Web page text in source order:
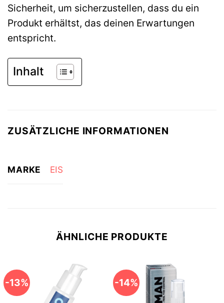
Sicherheit, um sicherzustellen, dass du ein
Produkt erhältst, das deinen Erwartungen
entspricht.
Inhalt
ZUSÄTZLICHE INFORMATIONEN
MARKE EIS
ÄHNLICHE PRODUKTE
-13% -14%